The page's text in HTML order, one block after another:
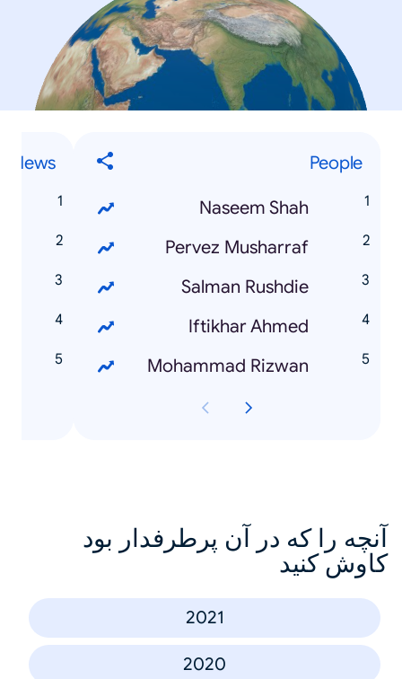
People
Naseem Shah
Pervez Musharraf
Salman Rushdie
Iftikhar Ahmed
Mohammad Rizwan
News
آنچه را که در آن پرطرفدار بود
کاوش کنید
2021
2020